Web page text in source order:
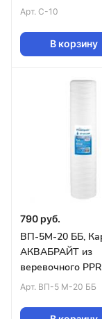
смола)SLIM10
Арт. С-10
В корзину
790 руб.
ВП-5М-20 ББ,
АКВАБРАЙТ из
веревочного
очистки воды.
Арт. ВП-5 М-20 ББ